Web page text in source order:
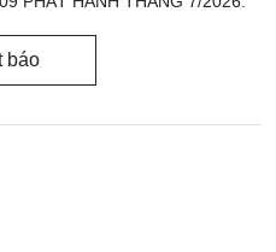
báo